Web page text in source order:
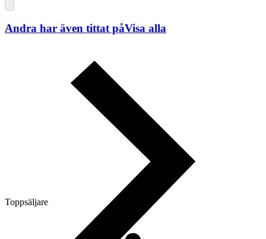
Toppsäljare
Andra har även tittat påVisa alla